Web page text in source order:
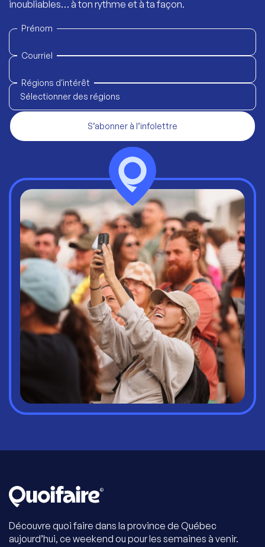
inoubliables… à ton rythme et à ta façon.
Prénom
Courriel
Régions d'intérêt
Sélectionner des régions
S’abonner à l’infolettre
Découvre quoi faire dans la province de Québec
aujourd’hui, ce weekend ou pour les semaines à venir.